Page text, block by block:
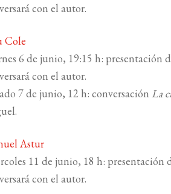
con el autor.
Cole
6 de junio, 19:15 h: presentación
con el autor.
7 de junio, 12 h: conversación La
Astur
11 de junio, 18 h: presentación
con el autor.